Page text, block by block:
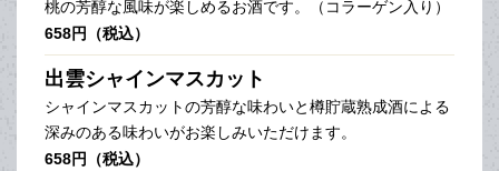
桃の芳醇な風味が楽しめるお酒です。（コラーゲン入り）
658円（税込）
出雲シャインマスカット
シャインマスカットの芳醇な味わいと樽貯蔵熟成酒による
深みのある味わいがお楽しみいただけます。
658円（税込）